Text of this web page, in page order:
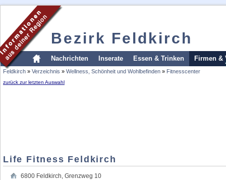
Bezirk Feldkirch
Nachrichten Inserate Essen & Trinken Firmen &
Feldkirch » Verzeichnis » Wellness, Schönheit und Wohlbefinden » Fitnesscenter
zurück zur letzten Auswahl
Life Fitness Feldkirch
6800 Feldkirch, Grenzweg 10